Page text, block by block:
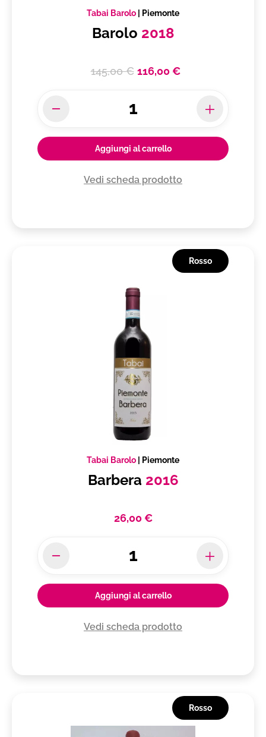
Tabai Barolo Piemonte
Barolo 2018
145,00 € 116,00 €
Aggiungi al carrello
Vedi scheda prodotto
Rosso
Tabai Barolo Piemonte
Barbera 2016
26,00 €
Aggiungi al carrello
Vedi scheda prodotto
Rosso